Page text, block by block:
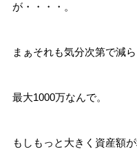
が・・・・。
まぁそれも気分次第で減ら
最大1000万なんで。
もしもっと大きく資産額が